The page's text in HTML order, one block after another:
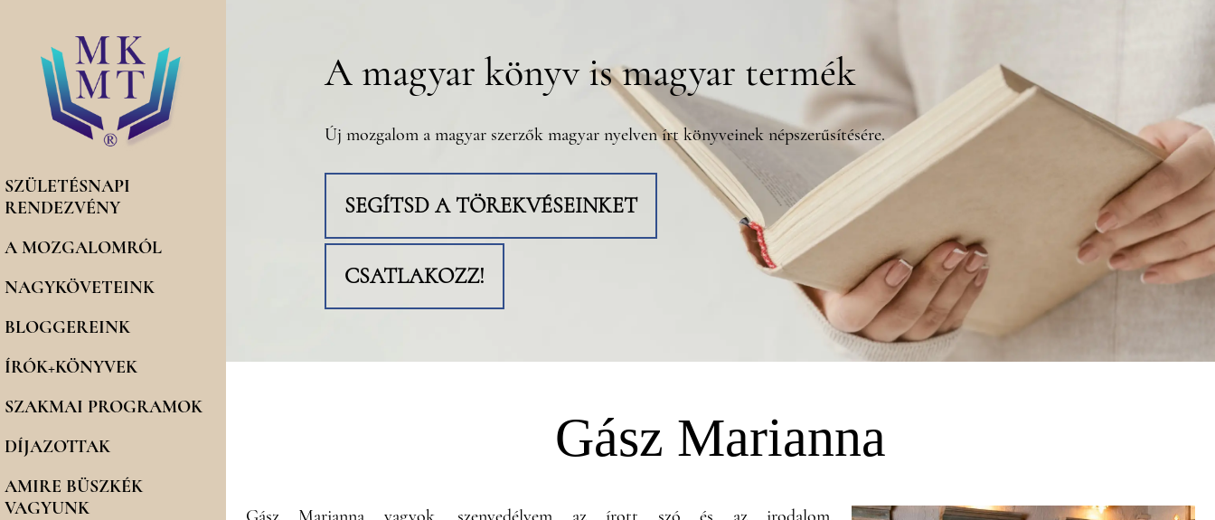
SZÜLETÉSNAPI
RENDEZVÉNY
A MOZGALOMRÓL
NAGYKÖVETEINK
BLOGGEREINK
ÍRÓK+KÖNYVEK
SZAKMAI PROGRAMOK
DÍJAZOTTAK
AMIRE BÜSZKÉK
VAGYUNK
A magyar könyv is magyar termék
Új mozgalom a magyar szerzők magyar nyelven írt könyveinek népszerűsítésére.
SEGÍTSD A TÖREKVÉSEINKET
CSATLAKOZZ!
Gász Marianna